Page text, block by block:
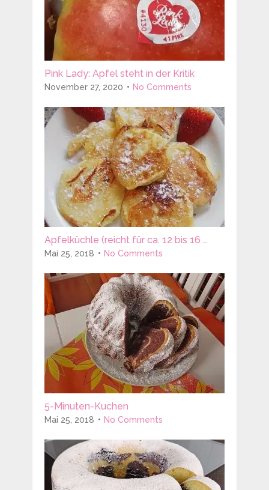
Pink Lady: Apfel steht in der Kritik
November 27, 2020 No Comments
Apfelküchle (reicht für ca. 12 bis 16 …
Mai 25, 2018 No Comments
5-Minuten-Kuchen
Mai 25, 2018 No Comments